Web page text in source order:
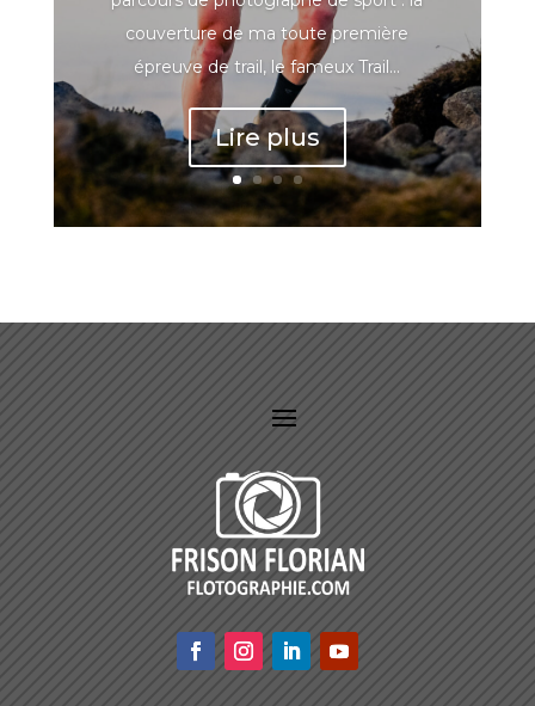
couverture de ma toute première
épreuve de trail, le fameux Trail...
Lire plus